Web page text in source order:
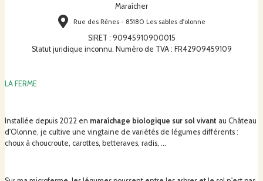
Maraîcher
Rue des Rênes - 85180 Les sables d'olonne
SIRET : 90945910900015
Statut juridique inconnu. Numéro de TVA : FR42909459109
LA FERME
Installée depuis 2022 en maraîchage biologique sur sol vivant au Château
d'Olonne, je cultive une vingtaine de variétés de légumes différents :
choux à choucroute, carottes, betteraves, radis, ...